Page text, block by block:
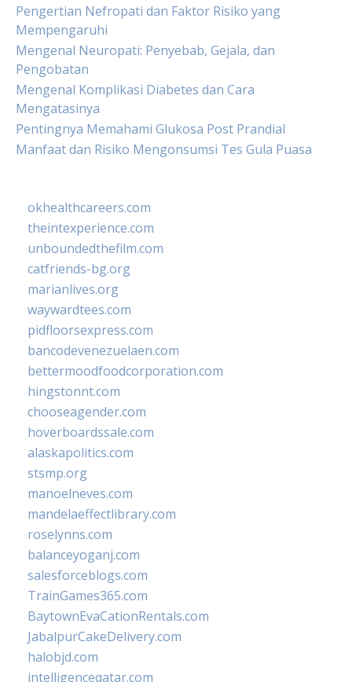
Pengertian Nefropati dan Faktor Risiko yang
Mempengaruhi
Mengenal Neuropati: Penyebab, Gejala, dan
Pengobatan
Mengenal Komplikasi Diabetes dan Cara
Mengatasinya
Pentingnya Memahami Glukosa Post Prandial
Manfaat dan Risiko Mengonsumsi Tes Gula Puasa
okhealthcareers.com
theintexperience.com
unboundedthefilm.com
catfriends-bg.org
marianlives.org
waywardtees.com
pidfloorsexpress.com
bancodevenezuelaen.com
bettermoodfoodcorporation.com
hingstonnt.com
chooseagender.com
hoverboardssale.com
alaskapolitics.com
stsmp.org
manoelneves.com
mandelaeffectlibrary.com
roselynns.com
balanceyoganj.com
salesforceblogs.com
TrainGames365.com
BaytownEvaCationRentals.com
JabalpurCakeDelivery.com
halobjd.com
intelligenceqatar.com